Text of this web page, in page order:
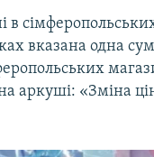
в
вказана одна
аркуші: «Зміна